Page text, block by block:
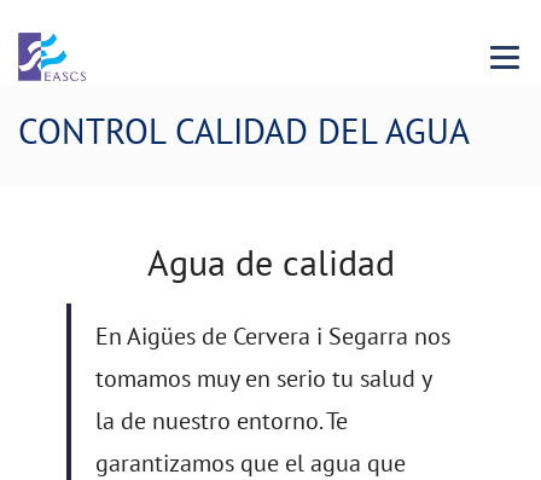
Menu
CONTROL CALIDAD DEL AGUA
Agua de calidad
En Aigües de Cervera i Segarra nos
tomamos muy en serio tu salud y
la de nuestro entorno. Te
garantizamos que el agua que